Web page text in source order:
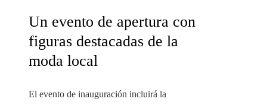
Un evento de apertura con
figuras destacadas de la
moda local
El evento de inauguración incluirá la